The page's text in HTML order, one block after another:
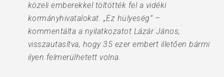
közeli emberekkel töltötték fel a vidéki
kormányhivatalokat. „Ez hülyeség” –
kommentálta a nyilatkozatot Lázár János,
visszautasítva, hogy 35 ezer embert illetően bármi
ilyen felmerülhetett volna.